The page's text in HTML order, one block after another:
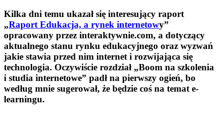
Kilka dni temu ukazał się interesujący raport
„Raport Edukacja, a rynek internetowy”
opracowany przez interaktywnie.com, a dotyczący
aktualnego stanu rynku edukacyjnego oraz wyzwań
jakie stawia przed nim internet i rozwijająca się
technologia. Oczywiście rozdział „Boom na szkolenia
i studia internetowe” padł na pierwszy ogień, bo
według mnie sugerował, że będzie coś na temat e-
learningu.